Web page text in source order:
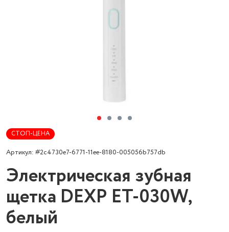
СТОП-ЦЕНА
Артикул: #2c4730e7-6771-11ee-8180-005056b757db
Электрическая зубная
щетка DEXP ET-030W,
белый